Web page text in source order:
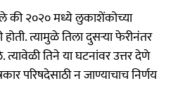
की २०२० मध्ये लुकाशेंकोच्या
होती. त्यामुळे तिला दुसऱ्या फेरीनंतर
त्यावेळी तिने या घटनांवर उत्तर देणे
परिषदेसाठी न जाण्याचाच निर्णय